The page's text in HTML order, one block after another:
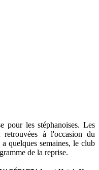
pour les stéphanoises. Les
à l'occasion du
quelques semaines, le club
de la reprise.